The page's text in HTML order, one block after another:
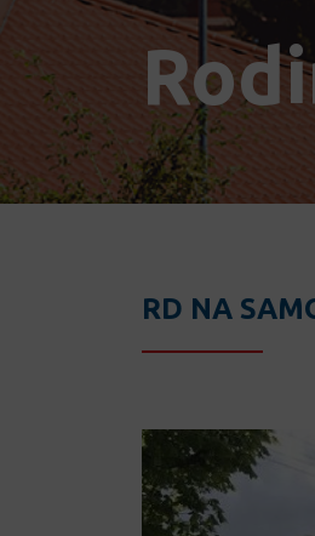
RD NA